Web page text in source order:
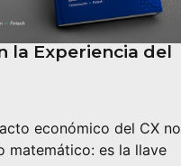
la Experiencia del
económico del CX no
matemático: es la llave